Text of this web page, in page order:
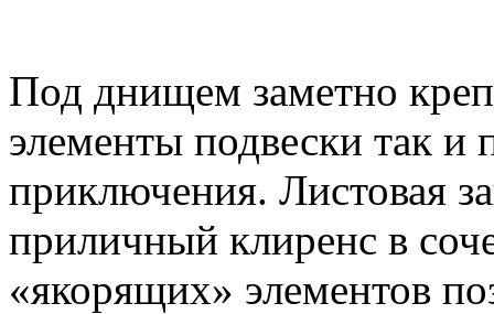
Под днищем заметно
элементы подвески так и
приключения. Листовая
приличный клиренс в
«якорящих» элементов